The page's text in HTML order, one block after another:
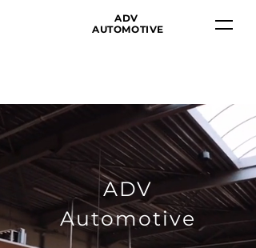
ADV
AUTOMOTIVE
ADV
Automotive